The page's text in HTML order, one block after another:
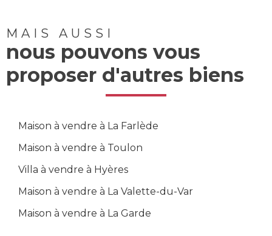
MAIS AUSSI
nous pouvons vous
proposer d'autres biens
Maison à vendre à La Farlède
Maison à vendre à Toulon
Villa à vendre à Hyères
Maison à vendre à La Valette-du-Var
Maison à vendre à La Garde